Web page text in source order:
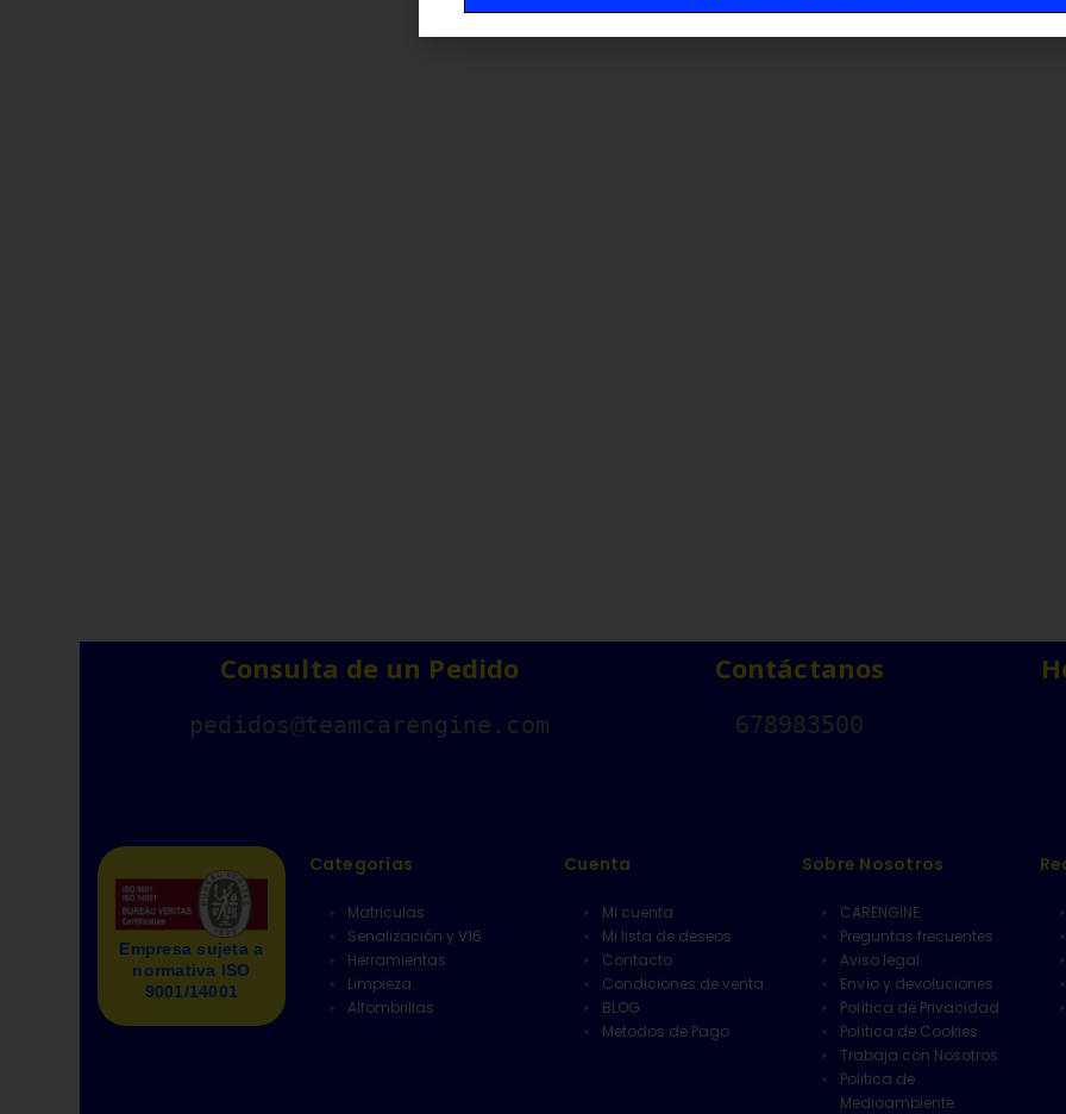
Consulta de un Pedido
pedidos@teamcarengine.com
Contáctanos
678983500
Empresa sujeta a
normativa ISO
9001/14001
Categorías
Matriculas
Senalización y V16
Herramientas
Limpieza
Alfombrillas
Cuenta
Mi cuenta
Mi lista de deseos
Contacto
Condiciones de venta
BLOG
Metodos de Pago
Sobre Nosotros
CARENGINE
Preguntas frecuentes
Aviso legal
Envío y devoluciones
Política de Privacidad
Política de Cookies
Trabaja con Nosotros
Politica de
Medioambiente